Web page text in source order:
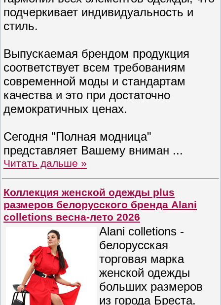
подчеркивает индивидуальность и
стиль.
Выпускаемая брендом продукция
соответствует всем требованиям
современной моды и стандартам
качества и это при достаточно
демократичных ценах.
Сегодня "Полная модница"
представляет Вашему вниман ...
Читать дальше »
Коллекция женской одежды plus
размеров белорусского бренда Alani
colletions весна-лето 2026
Alani colletions -
белорусская
торговая марка
женской одежды
больших размеров
из города Бреста.